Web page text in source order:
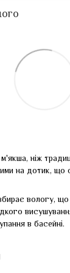
ніж
на дотик, що
вологу,
в басейні.